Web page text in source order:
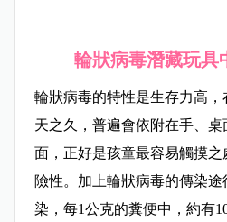
輪狀病毒潛藏玩具
輪狀病毒的特性是生存力高
天之久，普遍會依附在手、
面，正好是孩童最容易觸摸
險性。加上輪狀病毒的傳染
染，每1公克的糞便中，約有